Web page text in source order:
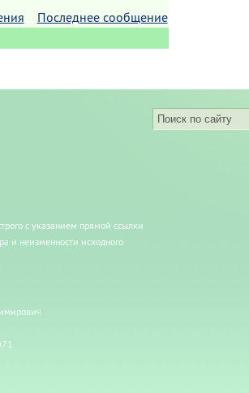
Последнее сообщение
с указанием прямой ссылки
и неизменности исходного